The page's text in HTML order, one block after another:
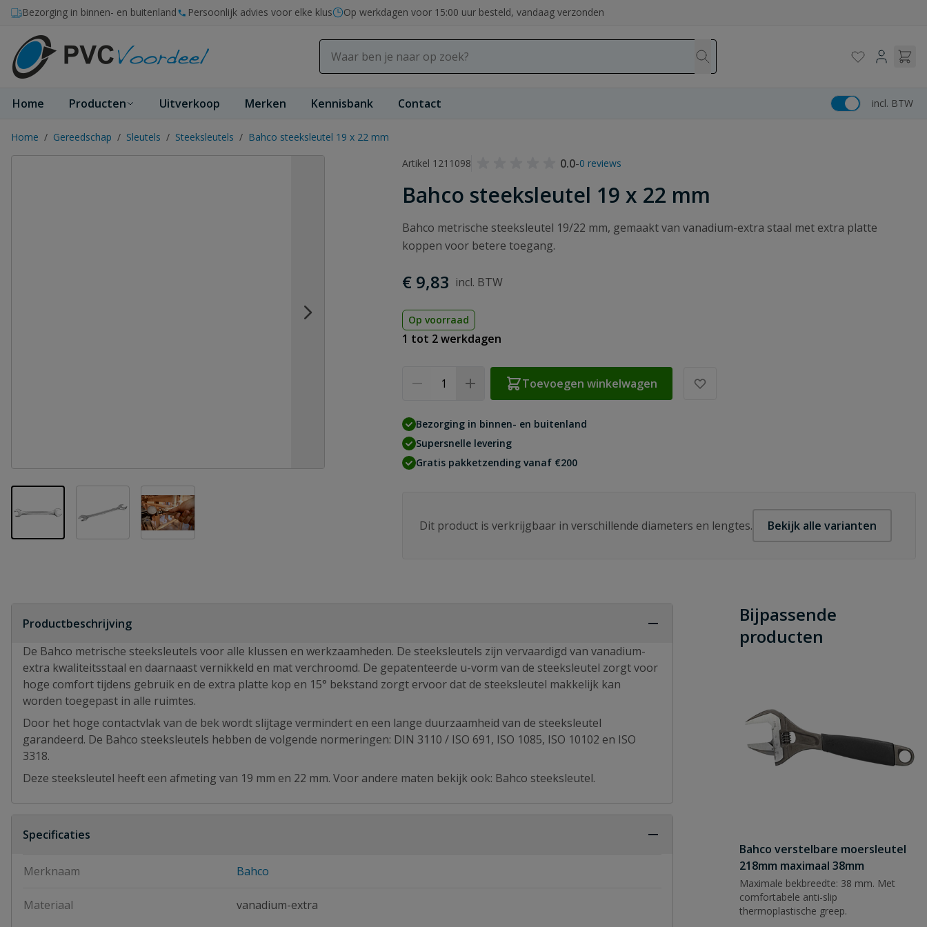
Ga naar de inhoud
Bezorging in binnen- en buitenland Persoonlijk advies voor elke klus Op werkdagen voor 15:00 uur besteld, vandaag verzonden
Home Producten Uitverkoop Merken Kennisbank Contact incl. BTW
Home / Gereedschap / Sleutels / Steeksleutels / Bahco steeksleutel 19 x 22 mm
Artikel 1211098
0.0-0 reviews
Bahco steeksleutel 19 x 22 mm
View larger imageView larger image
Bahco metrische steeksleutel 19/22 mm, gemaakt van vanadium-extra staal met extra platte
koppen voor betere toegang.
€ 9,83
Op voorraad
1 tot 2 werkdagen
Toevoegen winkelwagen
Bezorging in binnen- en buitenland
Supersnelle levering
Gratis pakketzending vanaf €200
Dit product is verkrijgbaar in verschillende diameters en lengtes. Bekijk alle varianten
Productbeschrijving
De Bahco metrische steeksleutels voor alle klussen en werkzaamheden. De steeksleutels zijn vervaardigd van vanadium-
extra kwaliteitsstaal en daarnaast vernikkeld en mat verchroomd. De gepatenteerde u-vorm van de steeksleutel zorgt voor
hoge comfort tijdens gebruik en de extra platte kop en 15° bekstand zorgt ervoor dat de steeksleutel makkelijk kan
worden toegepast in alle ruimtes.
Door het hoge contactvlak van de bek wordt slijtage vermindert en een lange duurzaamheid van de steeksleutel
garandeerd. De Bahco steeksleutels hebben de volgende normeringen: DIN 3110 / ISO 691, ISO 1085, ISO 10102 en ISO
3318.
Deze steeksleutel heeft een afmeting van 19 mm en 22 mm. Voor andere maten bekijk ook: Bahco steeksleutel.
Specificaties
Merknaam Bahco
Materiaal vanadium-extra
Bijpassende
producten
Bahco verstelbare moersleutel
218mm maximaal 38mm
Maximale bekbreedte: 38 mm. Met
comfortabele anti-slip
thermoplastische greep.